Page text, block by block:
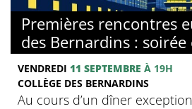
Premières rencontres
des Bernardins : soirée
VENDREDI 11 SEPTEMBRE À 19H
COLLÈGE DES BERNARDINS
Au cours d’un dîner